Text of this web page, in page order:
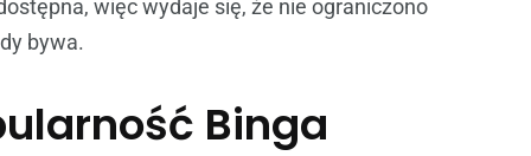
więc wydaje się, że nie ograniczono
bywa.
Binga